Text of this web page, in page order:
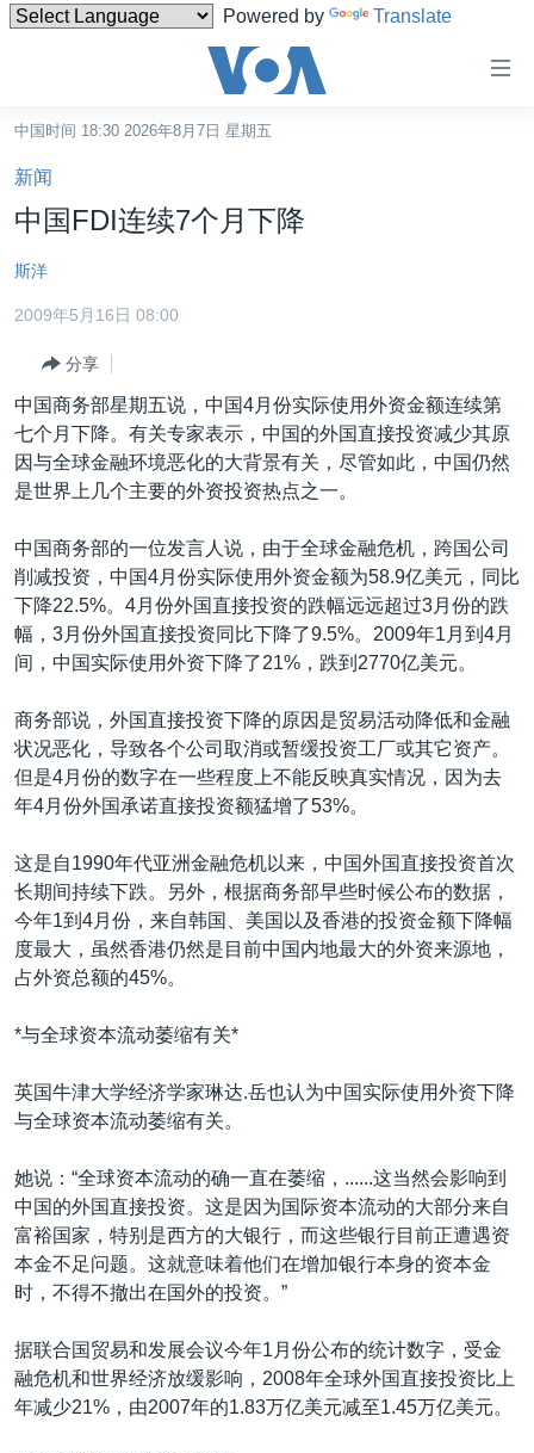
Powered by Translate
碍
链
接
转
内
转
到
导
航
转
到
索
台湾
港澳
国际
最新国际新闻
印太
中东
欧洲
非洲
美洲
全球议题
分类新闻
经济·金融·贸易
人权·法律·宗教
科教·文娱·体健
军事
劳工
环境
美中关系
热点专题
白宫要闻
国会报道
美中关系
美国建国250周年
埃博拉疫情
美国之音专访
重要讲话与声明
南中国海争端
关注西藏
关注新疆
VOA视频
VOA今日焦点
中文广播
其他语言网站
中国时间 18:30 2026年8月7日 星期五
新闻
中国FDI连续7个月下降
斯洋
2009年5月16日 08:00
分享
中国商务部星期五说，中国4月份实际使用外资金额连续第
七个月下降。有关专家表示，中国的外国直接投资减少其原
因与全球金融环境恶化的大背景有关，尽管如此，中国仍然
是世界上几个主要的外资投资热点之一。
中国商务部的一位发言人说，由于全球金融危机，跨国公司
削减投资，中国4月份实际使用外资金额为58.9亿美元，同比
下降22.5%。4月份外国直接投资的跌幅远远超过3月份的跌
幅，3月份外国直接投资同比下降了9.5%。2009年1月到4月
间，中国实际使用外资下降了21%，跌到2770亿美元。
商务部说，外国直接投资下降的原因是贸易活动降低和金融
状况恶化，导致各个公司取消或暂缓投资工厂或其它资产。
但是4月份的数字在一些程度上不能反映真实情况，因为去
年4月份外国承诺直接投资额猛增了53%。
这是自1990年代亚洲金融危机以来，中国外国直接投资首次
长期间持续下跌。另外，根据商务部早些时候公布的数据，
今年1到4月份，来自韩国、美国以及香港的投资金额下降幅
度最大，虽然香港仍然是目前中国内地最大的外资来源地，
占外资总额的45%。
*与全球资本流动萎缩有关*
英国牛津大学经济学家琳达.岳也认为中国实际使用外资下降
与全球资本流动萎缩有关。
她说：“全球资本流动的确一直在萎缩，......这当然会影响到
中国的外国直接投资。这是因为国际资本流动的大部分来自
富裕国家，特别是西方的大银行，而这些银行目前正遭遇资
本金不足问题。这就意味着他们在增加银行本身的资本金
时，不得不撤出在国外的投资。”
据联合国贸易和发展会议今年1月份公布的统计数字，受金
融危机和世界经济放缓影响，2008年全球外国直接投资比上
年减少21%，由2007年的1.83万亿美元减至1.45万亿美元。